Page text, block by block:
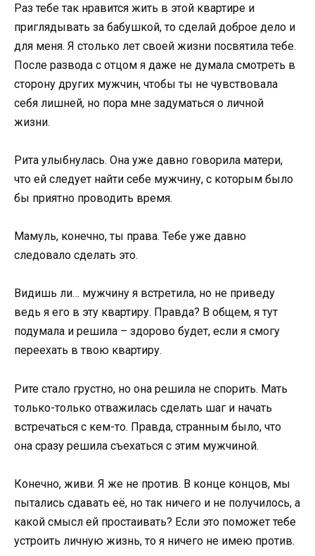
Раз тебе так нравится жить в этой квартире и
приглядывать за бабушкой, то сделай доброе дело и
для меня. Я столько лет своей жизни посвятила тебе.
После развода с отцом я даже не думала смотреть в
сторону других мужчин, чтобы ты не чувствовала
себя лишней, но пора мне задуматься о личной
жизни.
Рита улыбнулась. Она уже давно говорила матери,
что ей следует найти себе мужчину, с которым было
бы приятно проводить время.
Мамуль, конечно, ты права. Тебе уже давно
следовало сделать это.
Видишь ли… мужчину я встретила, но не приведу
ведь я его в эту квартиру. Правда? В общем, я тут
подумала и решила – здорово будет, если я смогу
переехать в твою квартиру.
Рите стало грустно, но она решила не спорить. Мать
только-только отважилась сделать шаг и начать
встречаться с кем-то. Правда, странным было, что
она сразу решила съехаться с этим мужчиной.
Конечно, живи. Я же не против. В конце концов, мы
пытались сдавать её, но так ничего и не получилось, а
какой смысл ей простаивать? Если это поможет тебе
устроить личную жизнь, то я ничего не имею против.